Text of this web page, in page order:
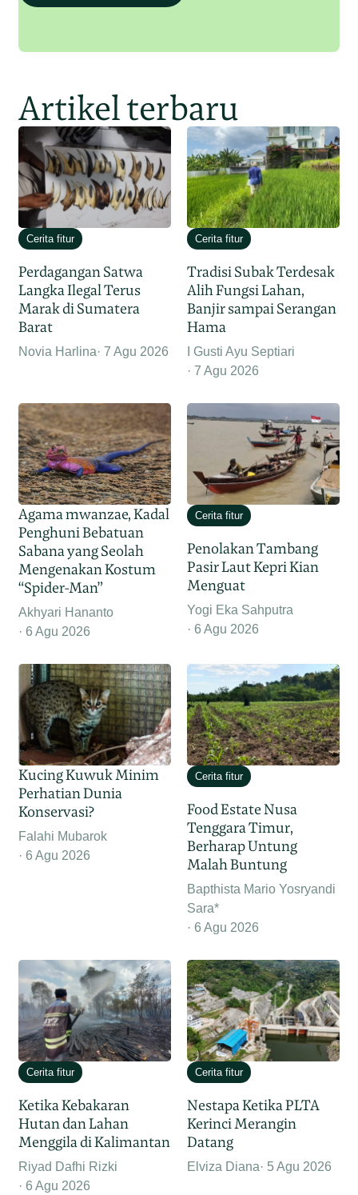
Artikel terbaru
Cerita fitur
Perdagangan Satwa
Langka Ilegal Terus
Marak di Sumatera
Barat
Novia Harlina 7 Agu 2026
Cerita fitur
Tradisi Subak Terdesak
Alih Fungsi Lahan,
Banjir sampai Serangan
Hama
I Gusti Ayu Septiari
7 Agu 2026
Agama mwanzae, Kadal
Penghuni Bebatuan
Sabana yang Seolah
Mengenakan Kostum
“Spider-Man”
Akhyari Hananto
6 Agu 2026
Cerita fitur
Penolakan Tambang
Pasir Laut Kepri Kian
Menguat
Yogi Eka Sahputra
6 Agu 2026
Kucing Kuwuk Minim
Perhatian Dunia
Konservasi?
Falahi Mubarok
6 Agu 2026
Cerita fitur
Food Estate Nusa
Tenggara Timur,
Berharap Untung
Malah Buntung
Bapthista Mario Yosryandi
Sara*
6 Agu 2026
Cerita fitur
Ketika Kebakaran
Hutan dan Lahan
Menggila di Kalimantan
Riyad Dafhi Rizki
6 Agu 2026
Cerita fitur
Nestapa Ketika PLTA
Kerinci Merangin
Datang
Elviza Diana 5 Agu 2026